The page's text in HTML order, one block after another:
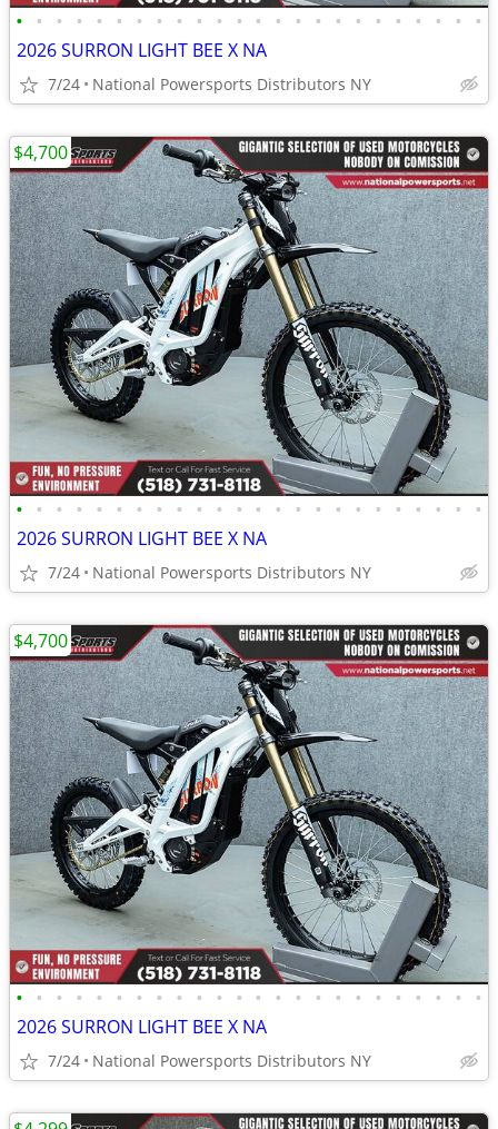
• • • • • • • • • • • • • • • • • • • • • • • •
2026 SURRON LIGHT BEE X NA
7/24 National Powersports Distributors NY
• • • • • • • • • • • • • • • • • • • • • • • •
2026 SURRON LIGHT BEE X NA
7/24 National Powersports Distributors NY
$4,700
• • • • • • • • • • • • • • • • • • • • • • • •
2026 SURRON LIGHT BEE X NA
7/24 National Powersports Distributors NY
$4,700